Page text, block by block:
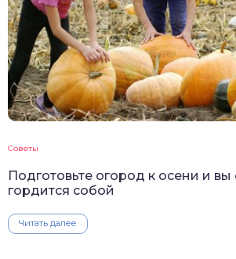
Советы
Подготовьте огород к осени и
гордится собой
Читать далее